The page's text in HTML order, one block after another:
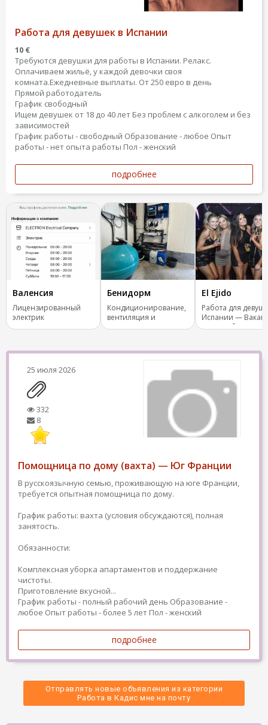
Работа для девушек в Испании
10 €
Требуются девушки для работы в Испании. Релакс.
Оплачиваем жильё, у каждой девочки своя
комната.Ежедневные выплаты. От 250 евро в день
Прямой работодатель
График свободный
Ищем девушек от 18 до 40 лет Без проблем с алкоголем и без
зависимостей
График работы - свободный Образование - любое Опыт
работы - нет опыта работы Пол - женский
подробнее
Валенсия
Лицензированный
электрик
Бенидорм
Кондиционирование,
вентиляция и
отопление.
El Ejido
Работа для
Испании —
Бар, Клуб
25 июля 2026
332
8
Помощница по дому (вахта) — Юг Франции
В русскоязычную семью, проживающую на юге Франции,
требуется опытная помощница по дому.
График работы: вахта (условия обсуждаются), полная
занятость.
Обязанности:
Комплексная уборка апартаментов и поддержание
чистоты.
Приготовление вкусной...
График работы - полный рабочий день Образование -
любое Опыт работы - более 5 лет Пол - женский
подробнее
Отправлять новые объявления из категории
Работа в Кадис мне на почту